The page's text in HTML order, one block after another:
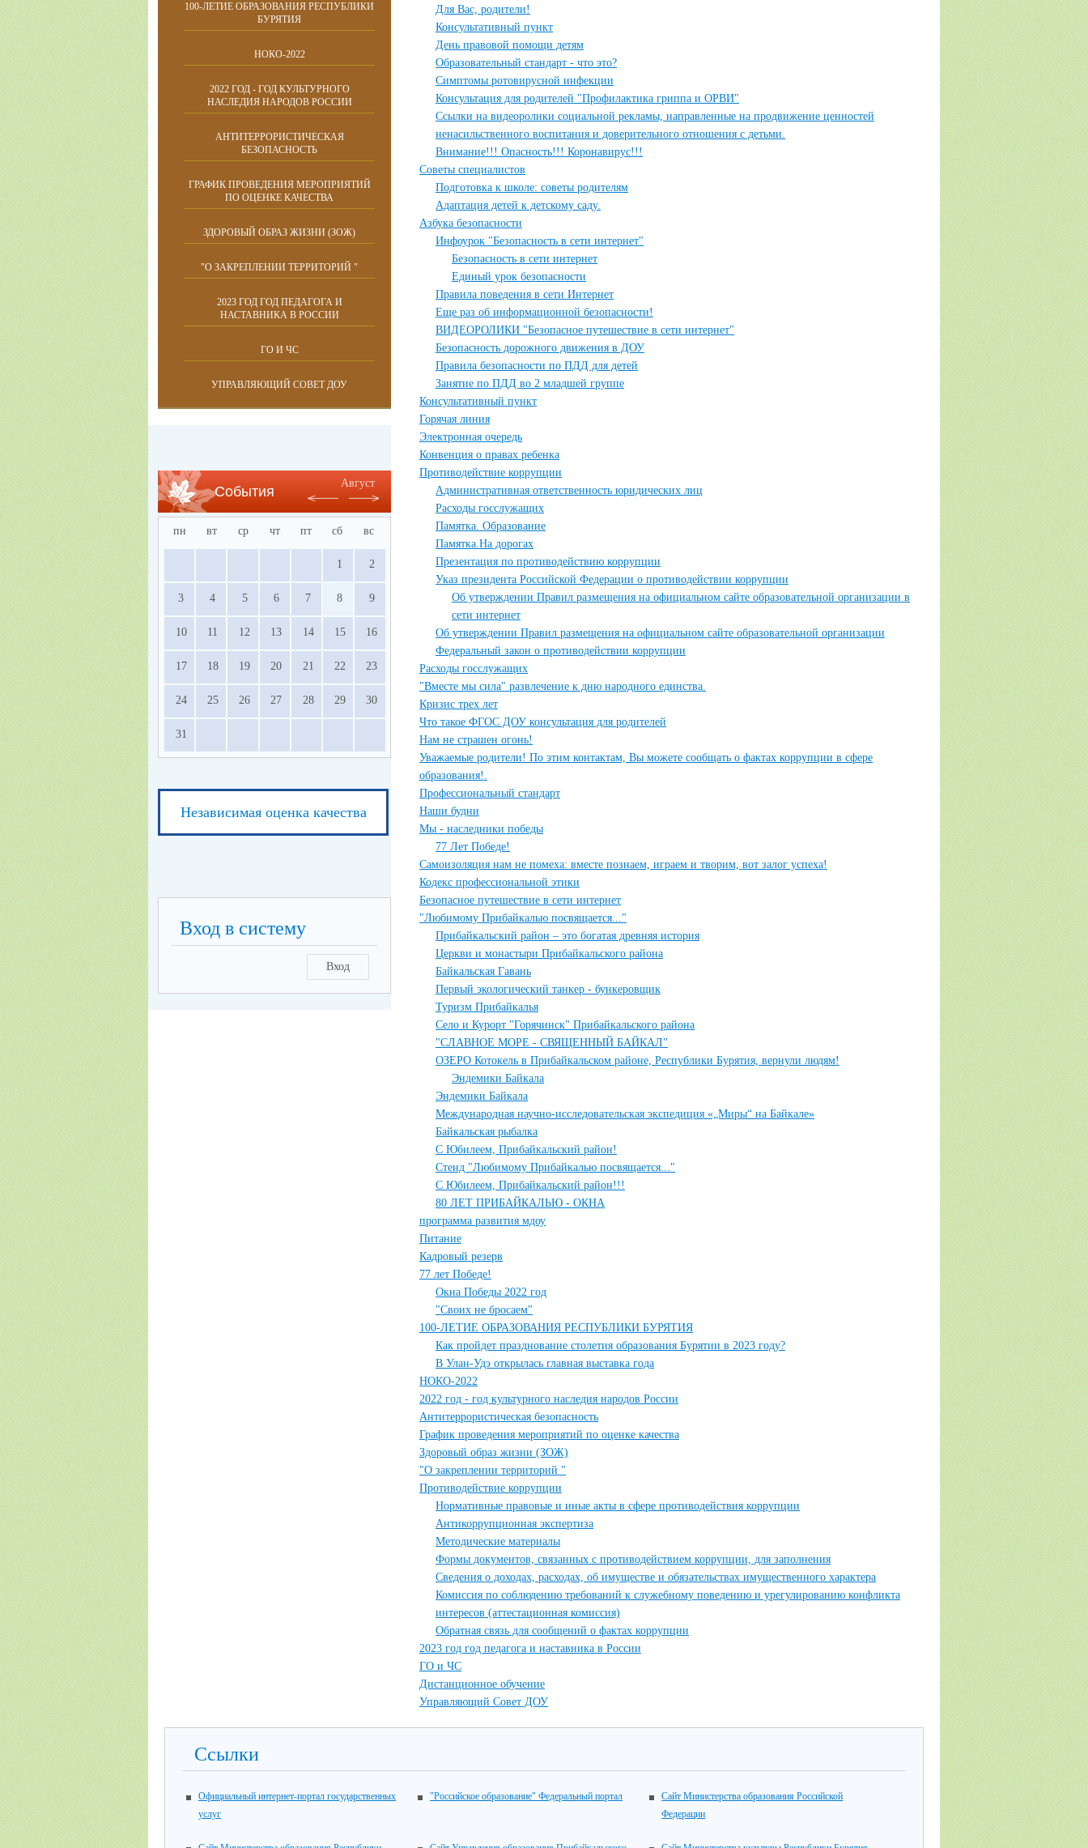
Для Вас, родители!
Консультативный пункт
День правовой помощи детям
Образовательный стандарт - что это?
Симптомы ротовирусной инфекции
Консультация для родителей "Профилактика гриппа и ОРВИ"
Ссылки на видеоролики социальной рекламы, направленные на продвижение ценностей
ненасильственного воспитания и доверительного отношения с детьми.
Внимание!!! Опасность!!! Коронавирус!!!
Советы специалистов
Подготовка к школе: советы родителям
Адаптация детей к детскому саду.
Азбука безопасности
Инфоурок "Безопасность в сети интернет"
Безопасность в сети интернет
Единый урок безопасности
Правила поведения в сети Интернет
Еще раз об информационной безопасности!
ВИДЕОРОЛИКИ "Безопасное путешествие в сети интернет"
Безопасность дорожного движения в ДОУ
Правила безопасности по ПДД для детей
Занятие по ПДД во 2 младшей группе
Консультативный пункт
Горячая линия
Электронная очередь
Конвенция о правах ребенка
Противодействие коррупции
Административная ответственность юридических лиц
Расходы госслужащих
Памятка. Образование
Памятка.На дорогах
Презентация по противодействию коррупции
Указ президента Российской Федерации о противодействии коррупции
Об утверждении Правил размещения на официальном сайте образовательной организации в
сети интернет
Об утверждении Правил размещения на официальном сайте образовательной организации
Федеральный закон о противодействии коррупции
Расходы госслужащих
"Вместе мы сила" развлечение к дню народного единства.
Кризис трех лет
Что такое ФГОС ДОУ консультация для родителей
Нам не страшен огонь!
Уважаемые родители! По этим контактам, Вы можете сообщать о фактах коррупции в сфере
образования!.
Профессиональный стандарт
Наши будни
Мы - наследники победы
77 Лет Победе!
Самоизоляция нам не помеха: вместе познаем, играем и творим, вот залог успеха!
Кодекс профессиональной этики
Безопасное путешествие в сети интернет
"Любимому Прибайкалью посвящается..."
Прибайкальский район – это богатая древняя история
Церкви и монастыри Прибайкальского района
Байкальская Гавань
Первый экологический танкер - бункеровщик
Туризм Прибайкалья
Село и Курорт "Горячинск" Прибайкальского района
"СЛАВНОЕ МОРЕ - СВЯЩЕННЫЙ БАЙКАЛ"
ОЗЕРО Котокель в Прибайкальском районе, Республики Бурятия, вернули людям!
Эндемики Байкала
Эндемики Байкала
Международная научно-исследовательская экспедиция «„Миры“ на Байкале»
Байкальская рыбалка
С Юбилеем, Прибайкальский район!
Стенд "Любимому Прибайкалью посвящается..."
С Юбилеем, Прибайкальский район!!!
80 ЛЕТ ПРИБАЙКАЛЬЮ - ОКНА
программа развития мдоу
Питание
Кадровый резерв
77 лет Победе!
Окна Победы 2022 год
"Своих не бросаем"
100-ЛЕТИЕ ОБРАЗОВАНИЯ РЕСПУБЛИКИ БУРЯТИЯ
Как пройдет празднование столетия образования Бурятии в 2023 году?
В Улан-Удэ открылась главная выставка года
НОКО-2022
2022 год - год культурного наследия народов России
Антитеррористическая безопасность
График проведения мероприятий по оценке качества
Здоровый образ жизни (ЗОЖ)
"О закреплении территорий "
Противодействие коррупции
Нормативные правовые и иные акты в сфере противодействия коррупции
Антикоррупционная экспертиза
Методические материалы
Формы документов, связанных с противодействием коррупции, для заполнения
Сведения о доходах, расходах, об имуществе и обязательствах имущественного характера
Комиссия по соблюдению требований к служебному поведению и урегулированию конфликта
интересов (аттестационная комиссия)
Обратная связь для сообщений о фактах коррупции
2023 год год педагога и наставника в России
ГО и ЧС
Дистанционное обучение
Управляющий Совет ДОУ
100-ЛЕТИЕ ОБРАЗОВАНИЯ РЕСПУБЛИКИ
БУРЯТИЯ
НОКО-2022
2022 ГОД - ГОД КУЛЬТУРНОГО
НАСЛЕДИЯ НАРОДОВ РОССИИ
АНТИТЕРРОРИСТИЧЕСКАЯ
БЕЗОПАСНОСТЬ
ГРАФИК ПРОВЕДЕНИЯ МЕРОПРИЯТИЙ
ПО ОЦЕНКЕ КАЧЕСТВА
ЗДОРОВЫЙ ОБРАЗ ЖИЗНИ (ЗОЖ)
"О ЗАКРЕПЛЕНИИ ТЕРРИТОРИЙ "
2023 ГОД ГОД ПЕДАГОГА И
НАСТАВНИКА В РОССИИ
ГО И ЧС
УПРАВЛЯЮЩИЙ СОВЕТ ДОУ
События
Август
пн вт ср чт пт сб вс
1 2
3 4 5 6 7 8 9
10 11 12 13 14 15 16
17 18 19 20 21 22 23
24 25 26 27 28 29 30
31
Независимая оценка качества
Вход в систему
Вход
Ссылки
Официальный интернет-портал государственных
услуг
"Российское образование" Федеральный портал
Сайт Министерства образования Российской
Федерации